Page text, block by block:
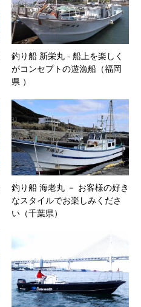
釣り船 新栄丸 ‐ 船上を楽しく
がコンセプトの遊漁船（福岡
県 ）
釣り船 海老丸 － お客様の好き
なスタイルでお楽しみくださ
い（千葉県）